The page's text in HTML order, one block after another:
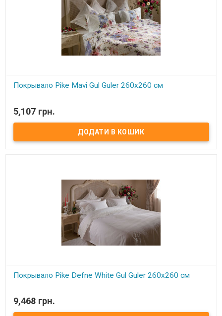
Покрывало Pike Mavi Gul Guler 260х260 см
Тонкое покрывало-пике Gul Guler Размер: 260х260 см Наволочки:
50х70 см - 2 шт. Состав: 100% хлопок Упаковка: подарочная
коробка Производитель: Gul Guler (Турция)
5,107 грн.
Покрывало Pike Defne White Gul Guler 260х260 см
50х70 см - 2 шт. Состав: 100% хлопок Упаковка: подарочная
9,468 грн.